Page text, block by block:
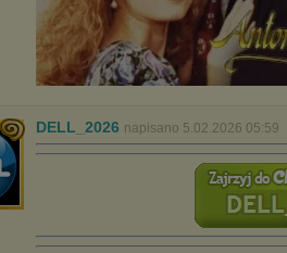
DELL_2026 napisano 5.02.2026 05:59